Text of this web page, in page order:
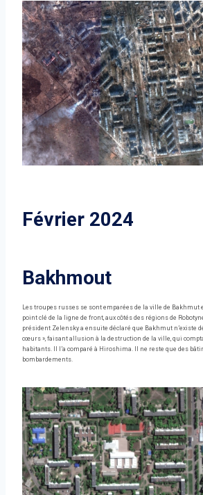
Février 2024
Bakhmout
Les troupes russes se sont emparées de la ville de Bakhmut
point clé de la ligne de front, aux côtés des régions de
président Zelensky a ensuite déclaré que Bakhmut n’existe
cœurs », faisant allusion à la destruction de la ville, qui
habitants. Il l’a comparé à Hiroshima. Il ne reste que des
bombardements.